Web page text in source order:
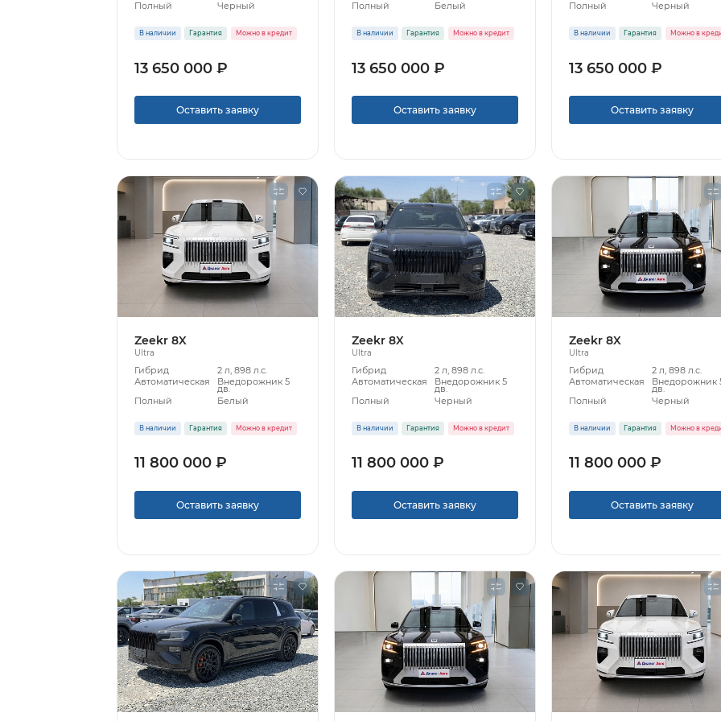
Полный Черный
В наличии Гарантия Можно в кредит
13 650 000 ₽
Оставить заявку
Полный Белый
В наличии Гарантия Можно в кредит
13 650 000 ₽
Оставить заявку
Полный Черный
В наличии Гарантия Можно в
13 650 000 ₽
Оставить заявку
Zeekr 8X
Ultra
Гибрид
2 л, 898 л.с.
Автоматическая
Внедорожник 5
дв.
Полный
Белый
В наличии Гарантия Можно в кредит
11 800 000 ₽
Оставить заявку
Zeekr 8X
Ultra
Гибрид
2 л, 898 л.с.
Автоматическая
Внедорожник 5
дв.
Полный
Черный
В наличии Гарантия Можно в кредит
11 800 000 ₽
Оставить заявку
Zeekr 8X
Ultra
Гибрид
2 л, 898 л.с.
Автоматическая
Внедорожник
дв.
Полный
Черный
В наличии Гарантия Можно в
11 800 000 ₽
Оставить заявку